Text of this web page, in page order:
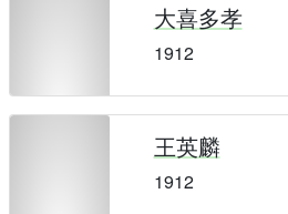
大喜多孝
1912
王英麟
1912